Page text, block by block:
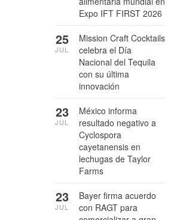
Expo IFT FIRST 2026
Mission Craft Cocktails
celebra el Día
Nacional del Tequila
con su última
innovación
25
JUL
México informa
resultado negativo a
Cyclospora
cayetanensis en
lechugas de Taylor
Farms
23
JUL
Bayer firma acuerdo
con RAGT para
23
JUL